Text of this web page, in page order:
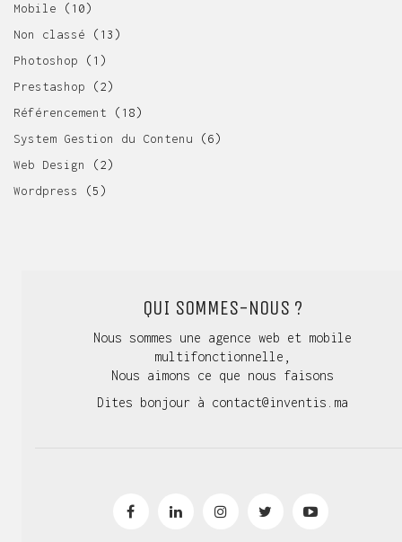
Mobile (10)
Non classé (13)
Photoshop (1)
Prestashop (2)
Référencement (18)
System Gestion du Contenu (6)
Web Design
(2)
Wordpress
(5)
QUI SOMMES-NOUS ?
Nous sommes une agence web et mobile
multifonctionnelle,
Nous aimons ce que nous faisons
Dites bonjour à contact@inventis.ma